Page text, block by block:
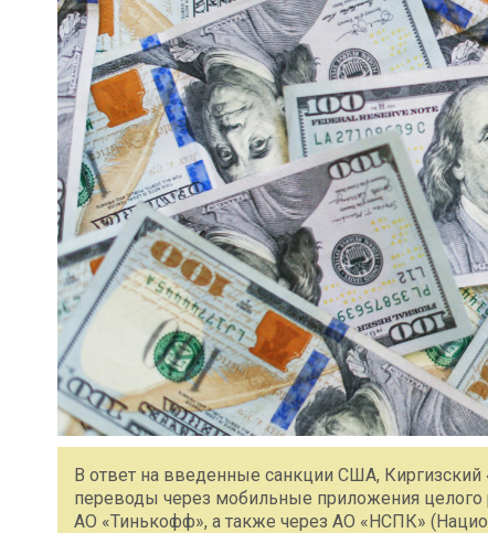
В ответ на введенные санкции США,
переводы через мобильные приложения
АО «Тинькофф», а также через АО «НСПК»